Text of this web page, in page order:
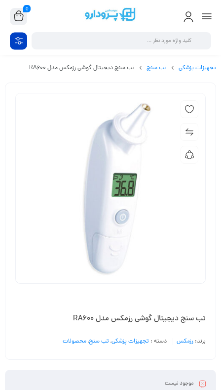
0
تجهیزات پزشکی تب سنج تب سنج دیجیتال گوشی رزمکس مدل RA600
تب سنج دیجیتال گوشی رزمکس مدل RA600
برند: رزمکس دسته : تجهیزات پزشکی, تب سنج,محصولات
موجود نیست